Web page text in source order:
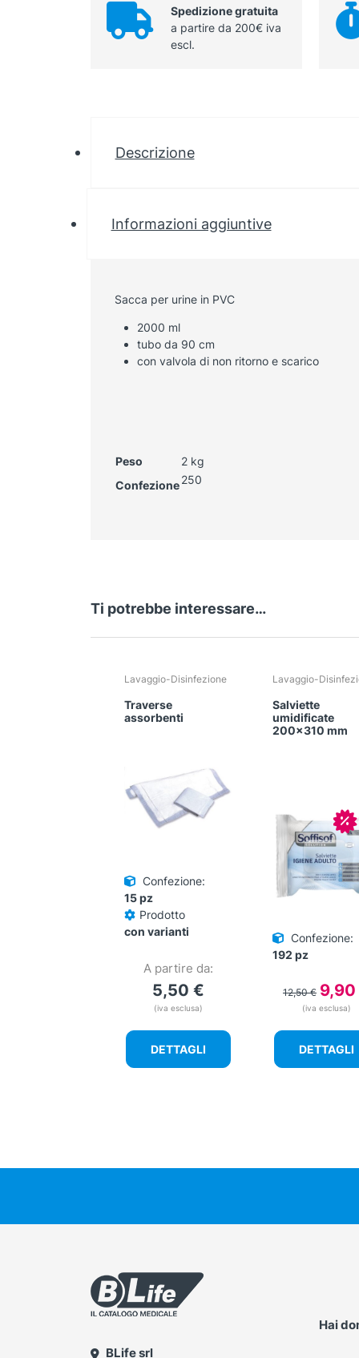
Spedizione gratuita
a partire da 200€ iva
escl.
Descrizione
Informazioni aggiuntive
Sacca per urine in PVC
2000 ml
tubo da 90 cm
con valvola di non ritorno e scarico
Peso
2 kg
Confezione 250
Ti potrebbe interessare…
Lavaggio-Disinfezione
Traverse
assorbenti
Confezione:
15 pz
Prodotto
con varianti
A partire da:
5,50€
(iva esclusa)
DETTAGLI
Lavaggio-
Salviette
umidificate
200×310 mm
Confezione:
192 pz
12,50€ Il
prezzo
12,50 €.
9,90
(iva esclusa)
DETTAGLI
BLife srl
Hai